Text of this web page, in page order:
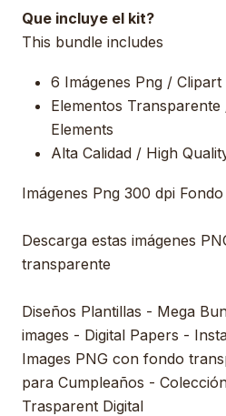
Que incluye el kit?
This bundle includes
6 Imágenes Png / Clipart
Elementos
Elements
Alta Calidad / High
Imágenes Png 300 dpi
Descarga estas imágenes
transparente
Diseños Plantillas - Mega
images - Digital Papers -
Images PNG con fondo
para Cumpleaños -
Trasparent Digital